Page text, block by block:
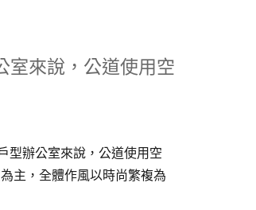
室來說，公道使用空
型辦公室來說，公道使用空
主，全體作風以時尚繁複為